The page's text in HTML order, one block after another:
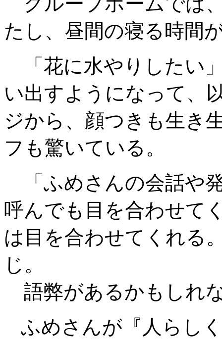
たし、昼間の寝る時間
「花に水やりしたい
い出すようになって、
ジから、顔つきも生き
フも驚いている。
「ふめさんの会話や
呼んでも目を合わせて
は目を合わせてくれる
じ。
語弊があるかもしれ
ふめさんが『人らし